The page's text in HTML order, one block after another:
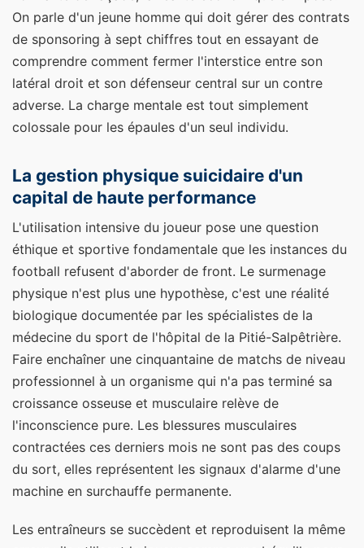
On parle d'un jeune homme qui doit gérer des contrats
de sponsoring à sept chiffres tout en essayant de
comprendre comment fermer l'interstice entre son
latéral droit et son défenseur central sur un contre
adverse. La charge mentale est tout simplement
colossale pour les épaules d'un seul individu.
La gestion physique suicidaire d'un
capital de haute performance
L'utilisation intensive du joueur pose une question
éthique et sportive fondamentale que les instances du
football refusent d'aborder de front. Le surmenage
physique n'est plus une hypothèse, c'est une réalité
biologique documentée par les spécialistes de la
médecine du sport de l'hôpital de la Pitié-Salpêtrière.
Faire enchaîner une cinquantaine de matchs de niveau
professionnel à un organisme qui n'a pas terminé sa
croissance osseuse et musculaire relève de
l'inconscience pure. Les blessures musculaires
contractées ces derniers mois ne sont pas des coups
du sort, elles représentent les signaux d'alarme d'une
machine en surchauffe permanente.
Les entraîneurs se succèdent et reproduisent la même